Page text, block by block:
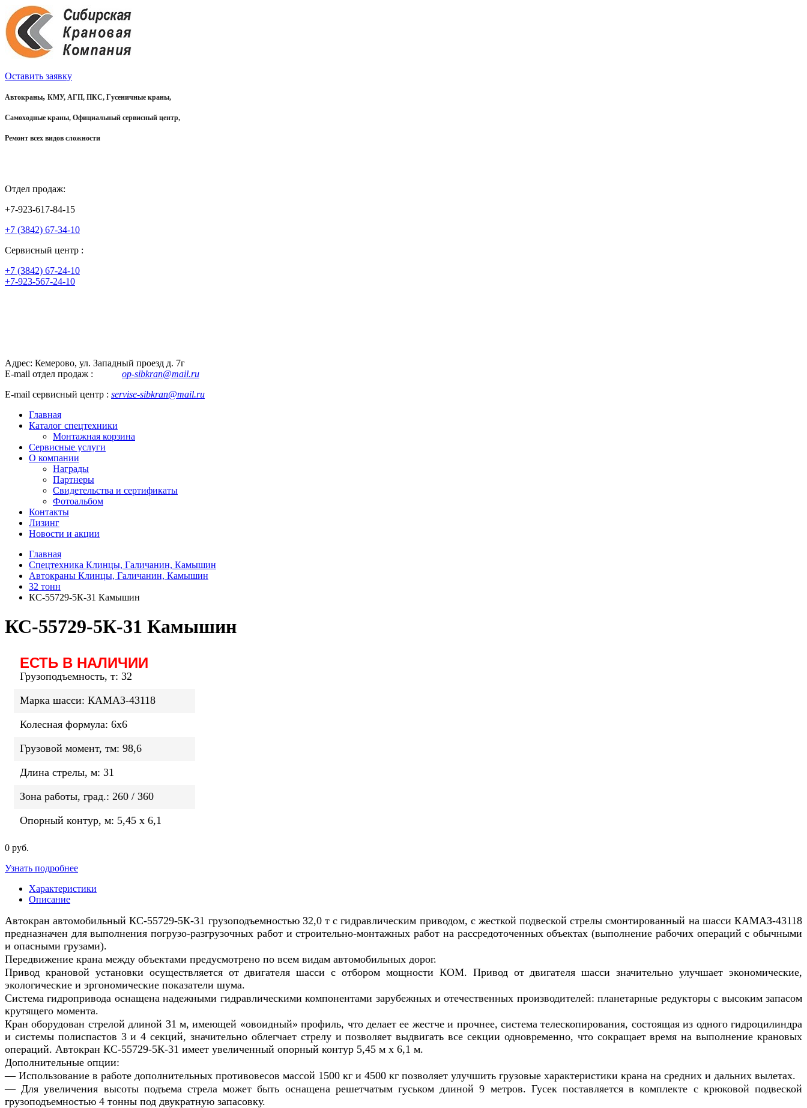
Оставить заявку
Автокраны, КМУ, АГП, ПКС, Гусеничные краны,
Самоходные краны, Официальный сервисный центр,
Ремонт всех видов сложности
Отдел продаж:
+7-923-617-84-15
+7 (3842) 67-34-10
Сервисный центр :
+7 (3842) 67-24-10
+7-923-567-24-10
Адрес: Кемерово, ул. Западный проезд д. 7г
E-mail отдел продаж : op-sibkran@mail.ru
E-mail сервисный центр : servise-sibkran@mail.ru
Главная
Каталог спецтехники
Монтажная корзина
Сервисные услуги
О компании
Награды
Партнеры
Свидетельства и сертификаты
Фотоальбом
Контакты
Лизинг
Новости и акции
Главная
Спецтехника Клинцы, Галичанин, Камышин
Автокраны Клинцы, Галичанин, Камышин
32 тонн
КС-55729-5К-31 Камышин
КС-55729-5К-31 Камышин
ЕСТЬ В НАЛИЧИИ
Грузоподъемность, т: 32
Марка шасси: КАМАЗ-43118
Колесная формула: 6х6
Грузовой момент, тм: 98,6
Длина стрелы, м: 31
Зона работы, град.: 260 / 360
Опорный контур, м: 5,45 х 6,1
0 pуб.
Узнать подробнее
Характеристики
Описание
Автокран автомобильный КС-55729-5К-31 грузоподъемностью 32,0 т с гидравлическим приводом, с жесткой подвеской стрелы смонтированный на шасси КАМАЗ-43118
предназначен для выполнения погрузо-разгрузочных работ и строительно-монтажных работ на рассредоточенных объектах (выполнение рабочих операций с обычными
и опасными грузами).
Передвижение крана между объектами предусмотрено по всем видам автомобильных дорог.
Привод крановой установки осуществляется от двигателя шасси с отбором мощности КОМ. Привод от двигателя шасси значительно улучшает экономические,
экологические и эргономические показатели шума.
Система гидропривода оснащена надежными гидравлическими компонентами зарубежных и отечественных производителей: планетарные редукторы с высоким запасом
крутящего момента.
Кран оборудован стрелой длиной 31 м, имеющей «овоидный» профиль, что делает ее жестче и прочнее, система телескопирования, состоящая из одного гидроцилиндра
и системы полиспастов 3 и 4 секций, значительно облегчает стрелу и позволяет выдвигать все секции одновременно, что сокращает время на выполнение крановых
операций. Автокран КС-55729-5К-31 имеет увеличенный опорный контур 5,45 м х 6,1 м.
Дополнительные опции:
— Использование в работе дополнительных противовесов массой 1500 кг и 4500 кг позволяет улучшить грузовые характеристики крана на средних и дальних вылетах.
— Для увеличения высоты подъема стрела может быть оснащена решетчатым гуськом длиной 9 метров. Гусек поставляется в комплекте с крюковой подвеской
грузоподъемностью 4 тонны под двукратную запасовку.